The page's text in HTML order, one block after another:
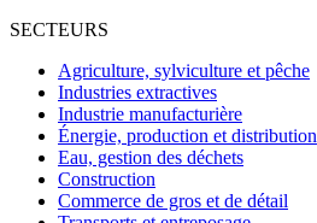
SECTEURS
Agriculture, sylviculture et pêche
Industries extractives
Industrie manufacturière
Énergie, production et distribution
Eau, gestion des déchets
Construction
Commerce de gros et de détail